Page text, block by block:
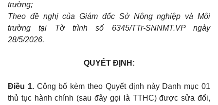
trường;
Theo đề nghị của Giám đốc Sở Nông nghiệp và Môi
trường tại Tờ trình số 6345/TTr-SNNMT.VP ngày
28/5/2026.
QUYẾT ĐỊNH:
Điều 1. Công bố kèm theo Quyết định này Danh mục 01
thủ tục hành chính (sau đây gọi là TTHC) được sửa đổi,